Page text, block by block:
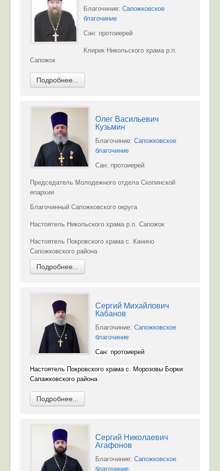
Благочиние: Сапожковское
благочиние
Сан: протоиерей
Клирик Никольского храма р.п.
Сапожок
Подробнее...
Олег Васильевич
Кузьмин
Благочиние: Сапожковское
благочиние
Сан: протоиерей
Председатель Молодежного отдела Скопинской
епархии
Благочинный Сапожковского округа
Настоятель Никольского храма р.п. Сапожок
Настоятель Покровского храма с. Канино
Сапожковского района
Подробнее...
Сергий Михайлович
Кабанов
Благочиние: Сапожковское
благочиние
Сан: протоиерей
Настоятель Покровского храма с. Морозовы Борки
Сапажковского района
Подробнее...
Сергий Николаевич
Агафонов
Благочиние: Сапожковское
благочиние